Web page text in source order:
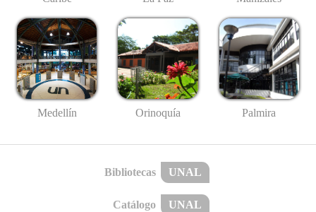
Medellín Orinoquía Palmira
Bibliotecas UNAL
Catálogo UNAL